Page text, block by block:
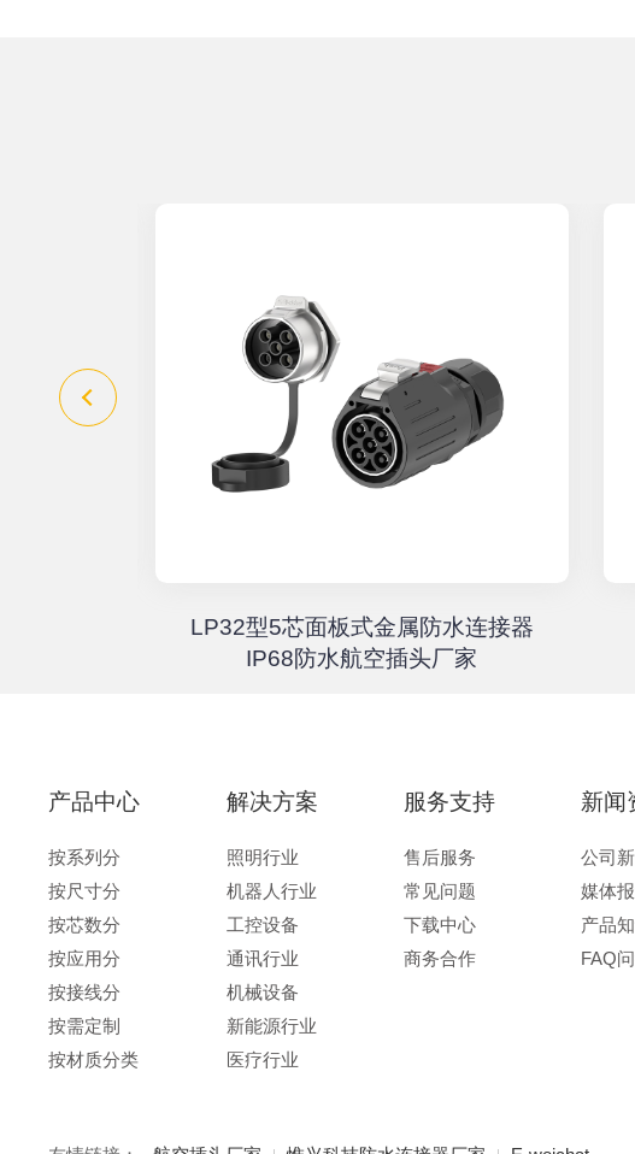
LP32型5芯面板式金属防水连接器
IP68防水航空插头厂家
产品中心
按系列分
按尺寸分
按芯数分
按应用分
按接线分
按需定制
按材质分类
解决方案
照明行业
机器人行业
工控设备
通讯行业
机械设备
新能源行业
医疗行业
服务支持
售后服务
常见问题
下载中心
商务合作
新闻
公司
媒体
产品
FAQ